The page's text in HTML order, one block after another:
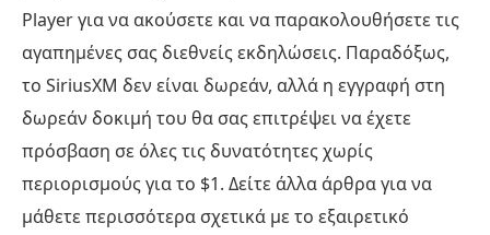
Player για να ακούσετε και να παρακολουθήσετε τις
αγαπημένες σας διεθνείς εκδηλώσεις. Παραδόξως,
το SiriusXM δεν είναι δωρεάν, αλλά η εγγραφή στη
δωρεάν δοκιμή του θα σας επιτρέψει να έχετε
πρόσβαση σε όλες τις δυνατότητες χωρίς
περιορισμούς για το $1. Δείτε άλλα άρθρα για να
μάθετε περισσότερα σχετικά με το εξαιρετικό